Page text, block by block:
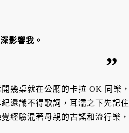
影響我。
幾桌就在公廳的卡拉 OK 同樂，
還識不得歌詞，耳濡之下先記住
經驗混著母親的古謠和流行樂，